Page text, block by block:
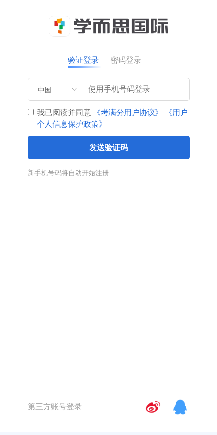
验证登录 密码登录
中国
我已阅读并同意 《考满分用户协议》
《用户
个人信息保护政策》
发送验证码
新手机号码将自动开始注册
第三方账号登录